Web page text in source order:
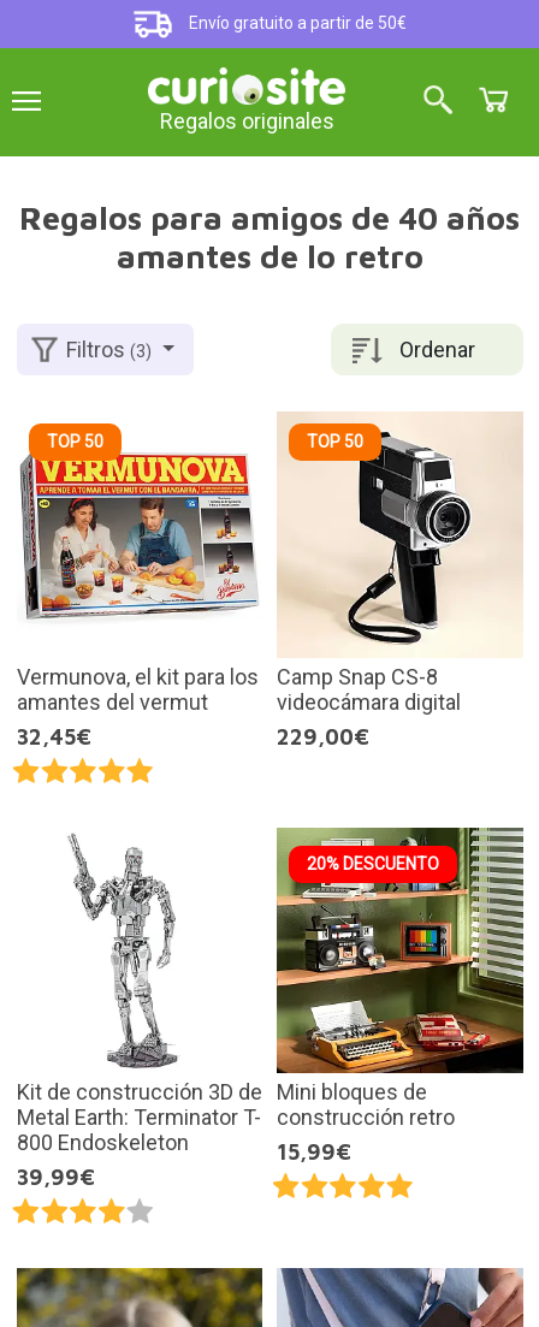
Envío gratuito a partir de 50€
Regalos originales
Regalos para amigos de 40 años
amantes de lo retro
Ordenar
Filtros(3)
TOP 50
Vermunova, el kit para los
amantes del vermut
32,45€
TOP 50
Camp Snap CS-8
videocámara digital
229,00€
Kit de construcción 3D de
Metal Earth: Terminator T-
800 Endoskeleton
39,99€
20% DESCUENTO
Mini bloques de
construcción retro
15,99€